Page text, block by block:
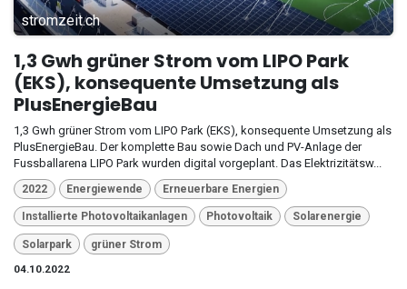
stromzeit.ch
1,3 Gwh grüner Strom vom LIPO Park
(EKS), konsequente Umsetzung als
PlusEnergieBau
1,3 Gwh grüner Strom vom LIPO Park (EKS), konsequente Umsetzung als
PlusEnergieBau. Der komplette Bau sowie Dach und PV-Anlage der
Fussballarena LIPO Park wurden digital vorgeplant. Das Elektrizitätsw...
2022 Energiewende Erneuerbare Energien
Installierte Photovoltaikanlagen Photovoltaik Solarenergie
Solarpark
grüner Strom
04.10.2022